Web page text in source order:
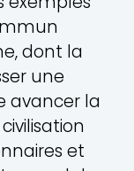
dont la
une
avancer la
et